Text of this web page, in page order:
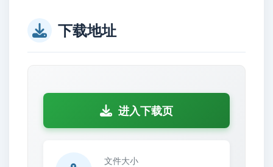
下载地址
进入下载页
文件大小